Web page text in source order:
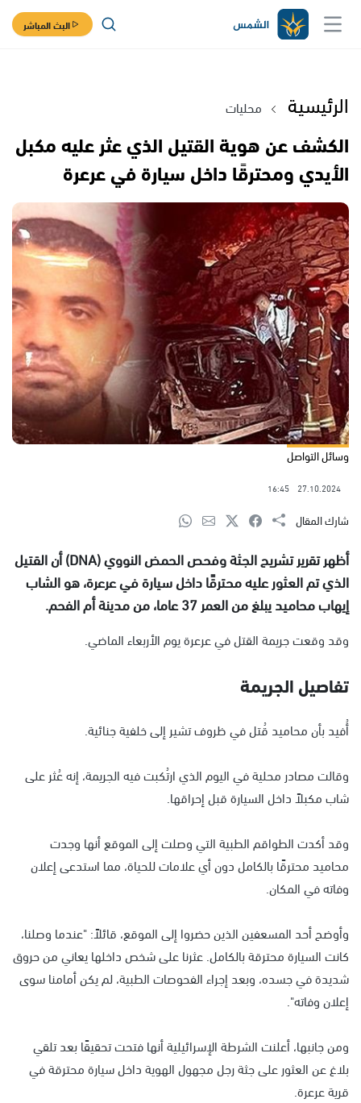
البث المباشر
الرئيسية محليات
الكشف عن هوية القتيل الذي عثر عليه مكبل
الأيدي ومحترقًا داخل سيارة في عرعرة
وسائل التواصل
27.10.2024
16:45
شارك المقال
أظهر تقرير تشريح الجثة وفحص الحمض النووي (DNA) أن القتيل
الذي تم العثور عليه محترقًا داخل سيارة في عرعرة، هو الشاب
إيهاب محاميد يبلغ من العمر 37 عاما، من مدينة أم الفحم.
وقد وقعت جريمة القتل في عرعرة يوم الأربعاء الماضي.
تفاصيل الجريمة
أُفيد بأن محاميد قُتل في ظروف تشير إلى خلفية جنائية.
وقالت مصادر محلية في اليوم الذي ارتُكبت فيه الجريمة، إنه عُثر على
شاب مكبلاً داخل السيارة قبل إحراقها.
وقد أكدت الطواقم الطبية التي وصلت إلى الموقع أنها وجدت
محاميد محترقًا بالكامل دون أي علامات للحياة، مما استدعى إعلان
وفاته في المكان.
وأوضح أحد المسعفين الذين حضروا إلى الموقع، قائلاً: "عندما وصلنا،
كانت السيارة محترقة بالكامل. عثرنا على شخص داخلها يعاني من حروق
شديدة في جسده، وبعد إجراء الفحوصات الطبية، لم يكن أمامنا سوى
إعلان وفاته".
ومن جانبها، أعلنت الشرطة الإسرائيلية أنها فتحت تحقيقًا بعد تلقي
بلاغ عن العثور على جثة رجل مجهول الهوية داخل سيارة محترقة في
قرية عرعرة.